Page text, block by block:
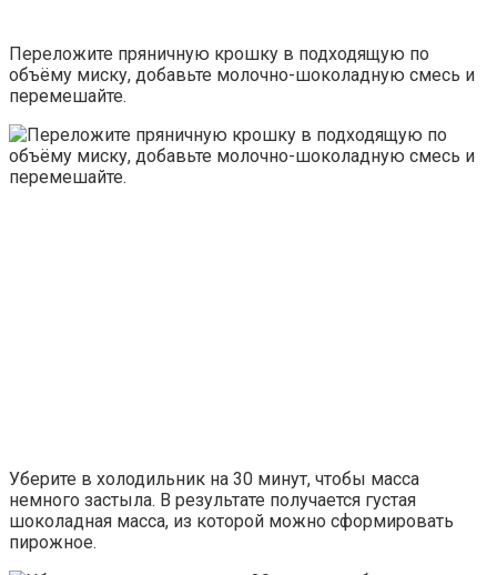
Переложите пряничную крошку в подходящую по
объёму миску, добавьте молочно-шоколадную смесь и
перемешайте.
Уберите в холодильник на 30 минут, чтобы масса
немного застыла. В результате получается густая
шоколадная масса, из которой можно сформировать
пирожное.